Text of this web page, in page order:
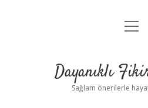
Anasayfa
Yasal
Dayanıklı
Sağlam önerilerle